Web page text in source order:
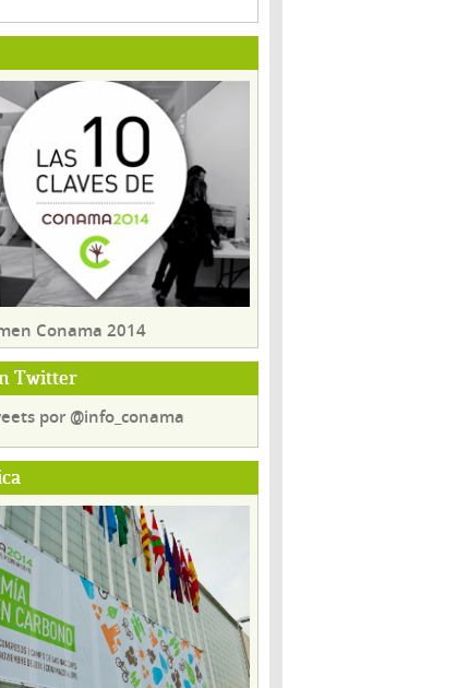
Conama 2014
Twitter
por @info_conama